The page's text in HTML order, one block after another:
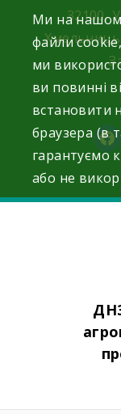
content
32100,
Ми на
файли
ми
ви повинні
встановити
браузера (в
гарантуємо
або не